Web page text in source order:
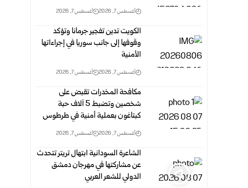
أغسطس 7, 2026 أغسطس 7, 2026
الكويت تدين تفجير جرمانا وتؤكد
وقوفها إلى جانب سوريا في إجراءاتها
الأمنية
أغسطس 7, 2026 أغسطس 7, 2026
مكافحة المخدرات تقبض على
شخصين وتضبط 5 آلاف حبة
كبتاغون بعملية أمنية في طرطوس
أغسطس 7, 2026 أغسطس 7, 2026
الشاعرة السودانية ابتهال تريتر تتحدث
عن مشاركتها في مهرجان دمشق
الدولي للشعر العربي